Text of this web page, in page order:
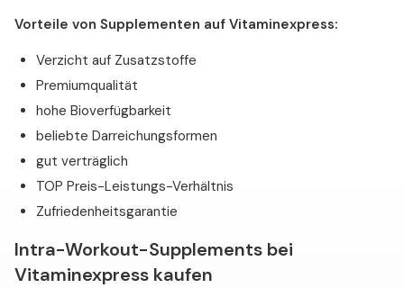
Vorteile von Supplementen auf Vitaminexpress:
Verzicht auf Zusatzstoffe
Premiumqualität
hohe Bioverfügbarkeit
beliebte Darreichungsformen
gut verträglich
TOP Preis-Leistungs-Verhältnis
Zufriedenheitsgarantie
Intra-Workout-Supplements bei
Vitaminexpress kaufen